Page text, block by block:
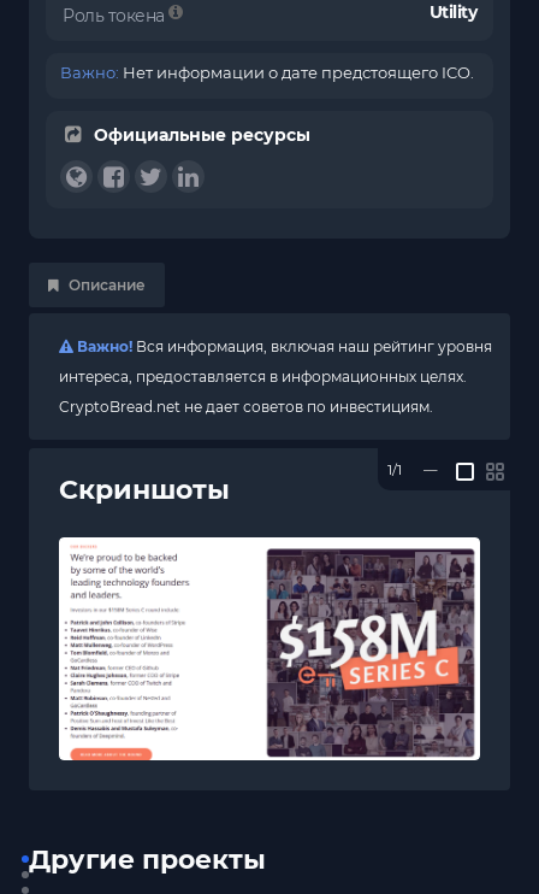
Роль токена
Utility
Важно: Нет информации о дате предстоящего ICO.
Официальные ресурсы
Описание
Важно! Вся информация, включая наш рейтинг уровня
интереса, предоставляется в информационных целях.
CryptoBread.net не дает советов по инвестициям.
Скриншоты
1/1 —
Другие проекты